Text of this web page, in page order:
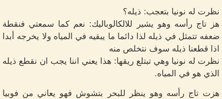
نظرت له نونيا بتعجب: ذيله؟
هز تاج رأسه وهو يشير للالكالوباليك: نعم كما سمعتي فنقطة
ضعفه تتمثل في ذيله لذا دائما ما يبقيه في المياه ولا يخرجه أبدا
اذا قطعنا ذيله سوف نتخلص منه
نظرت له نونيا وهي تبتلع ريقها: هذا يعني اننا يجب ان نقطع ذيله
الذي هو في المياه.
هزت تاج رأسه وهو ينظر للبحر بتشوش فهو يعاني من فوبيا